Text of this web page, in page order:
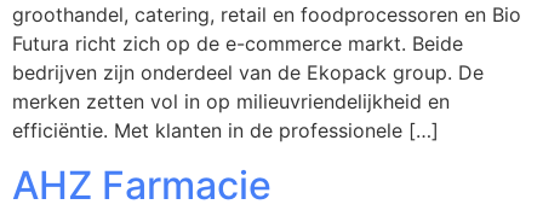
groothandel, catering, retail en foodprocessoren en Bio
Futura richt zich op de e-commerce markt. Beide
bedrijven zijn onderdeel van de Ekopack group. De
merken zetten vol in op milieuvriendelijkheid en
efficiëntie. Met klanten in de professionele […]
AHZ Farmacie